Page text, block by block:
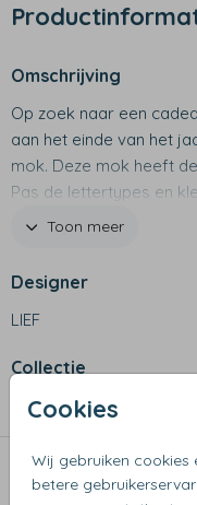
Cookies
Wij gebruiken cookies
betere
Omschrijving
Op zoek naar een
aan het einde van het
mok. Deze mok heeft
Pas de lettertypes en
Productspecificaties
- Materiaal: 100%
- Inhoud: 250 ml
- Vaatwasserbestendig
Toon meer
Designer
LIEF
Collectie
Mokken
Dit vind je